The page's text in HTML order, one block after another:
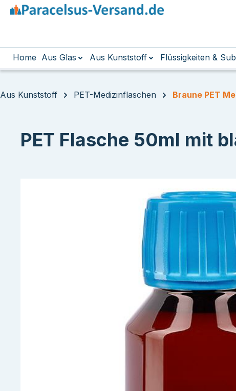
Hauptinhalt springen
Zur Suche springen
Zur Hauptnavigation springen
Home Aus Glas Aus Kunststoff Flüssigkeiten &
Aus Kunststoff PET-Medizinflaschen Braune PET
PET Flasche 50ml mit